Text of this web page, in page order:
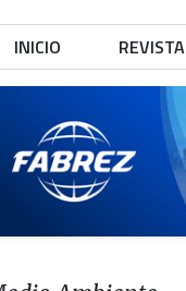
INICIO REVISTA